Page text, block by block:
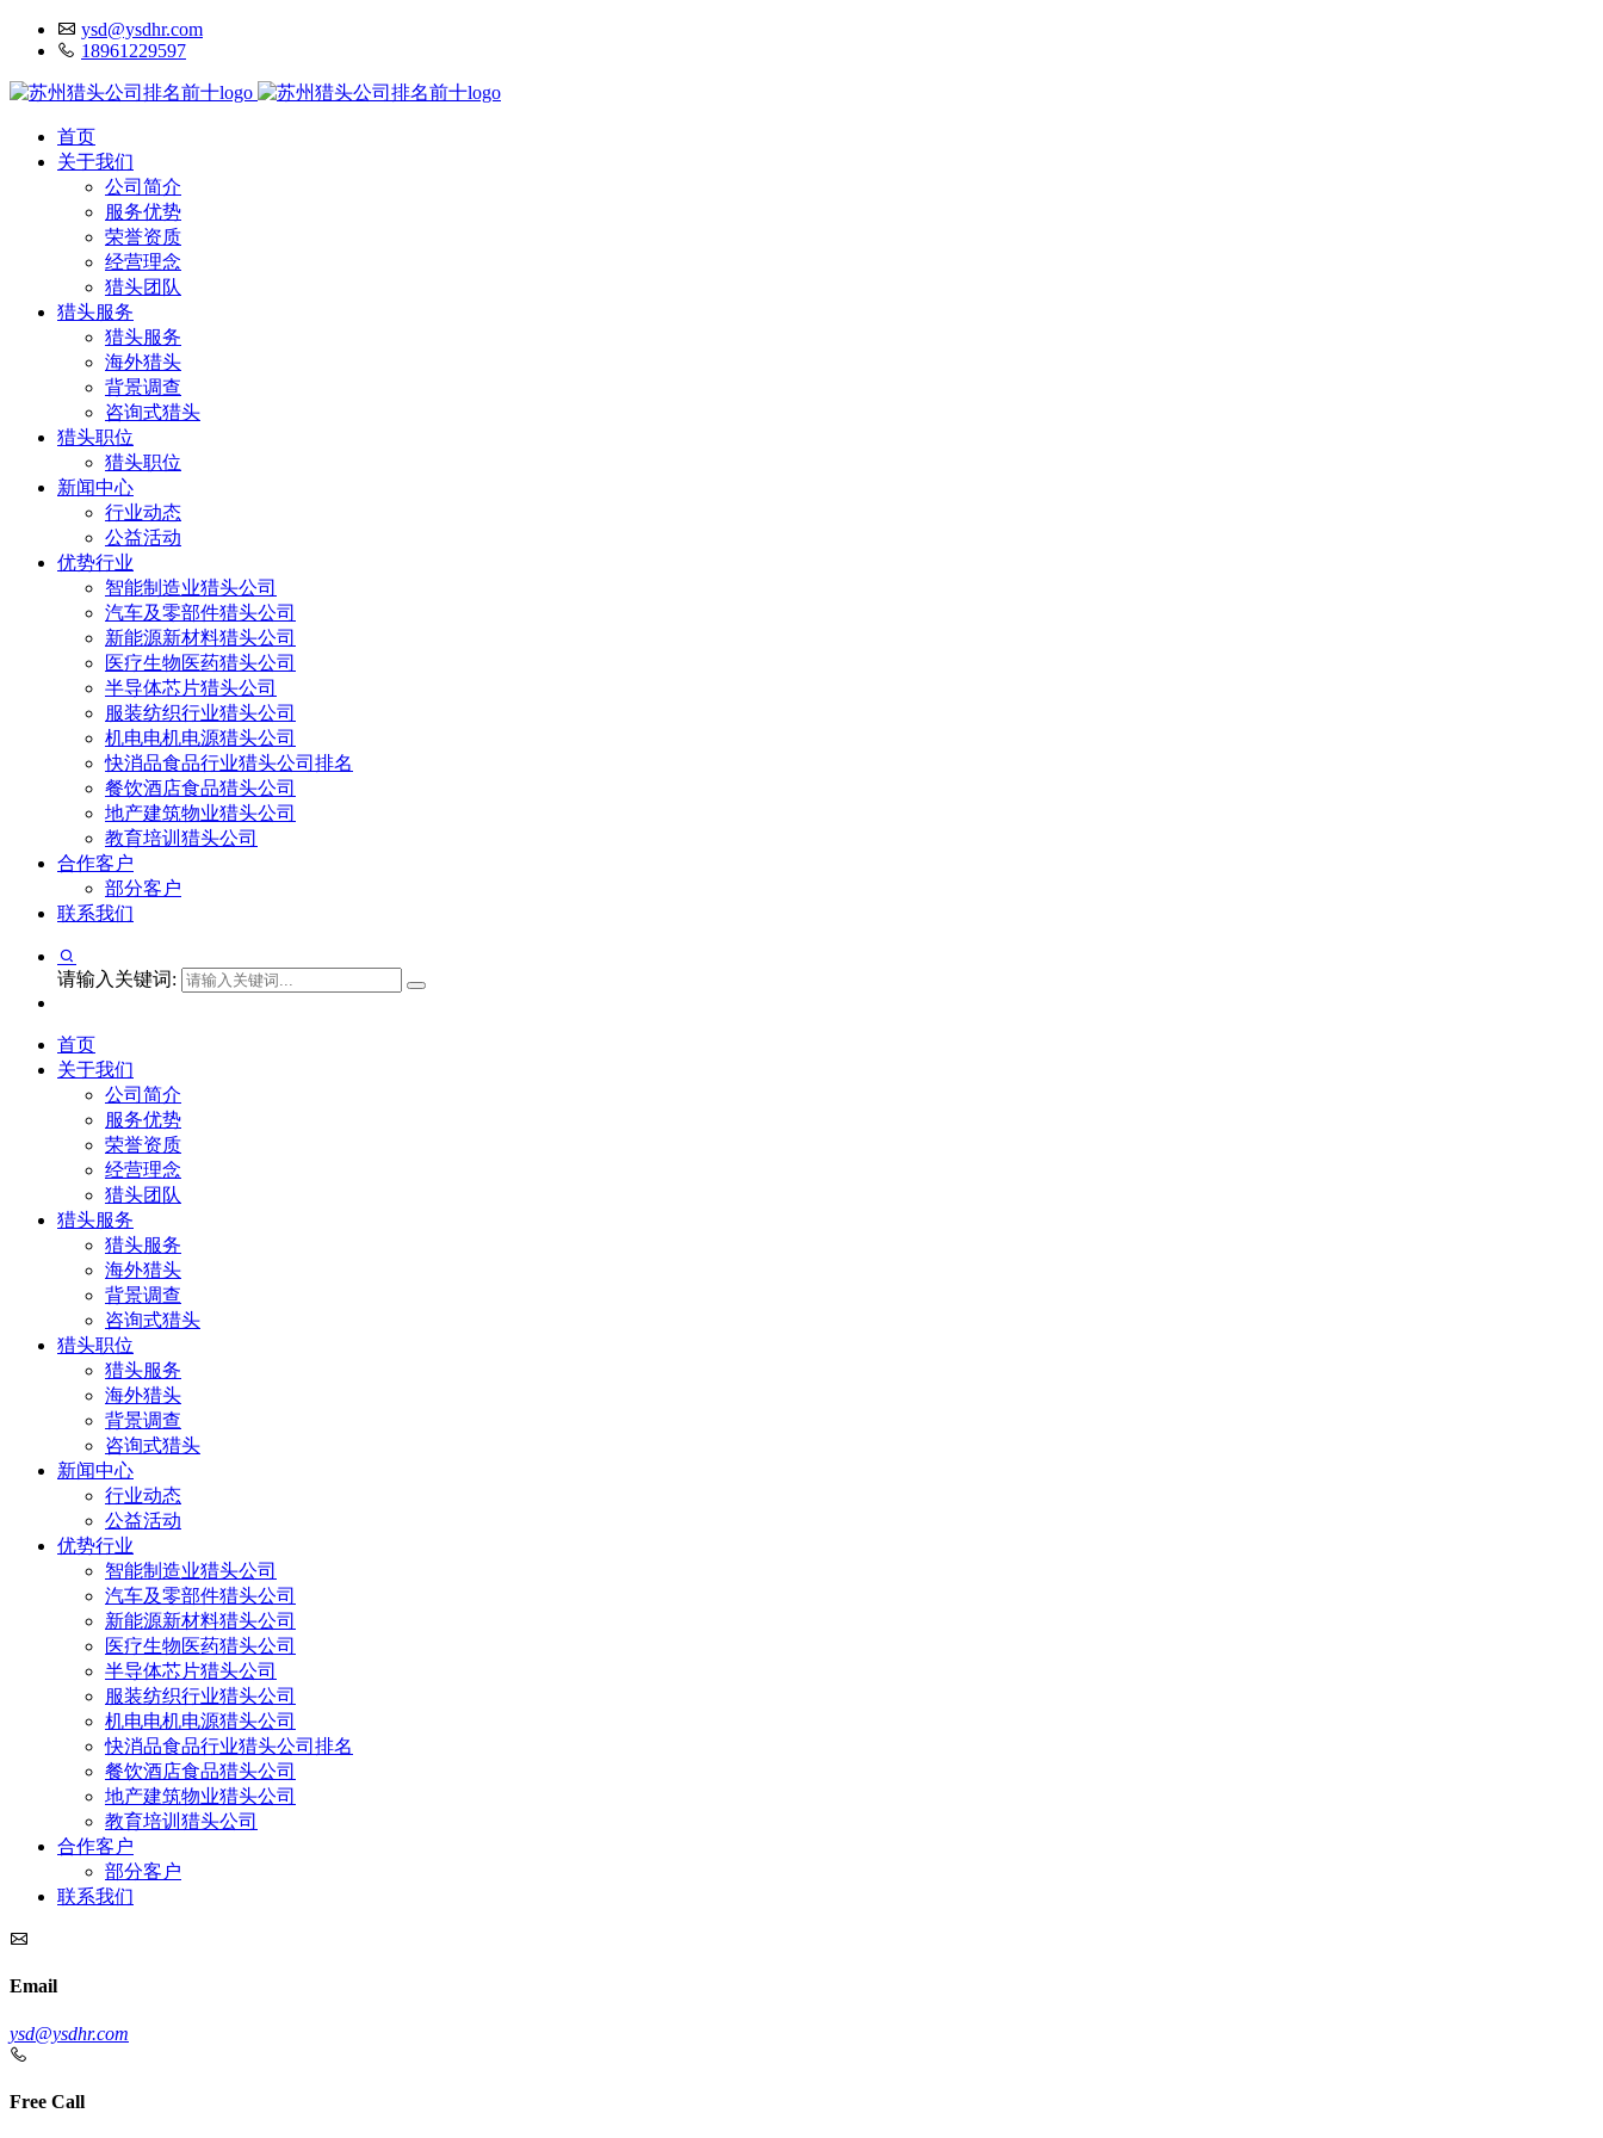
ysd@ysdhr.com
18961229597
首页
关于我们
公司简介
服务优势
荣誉资质
经营理念
猎头团队
猎头服务
猎头服务
海外猎头
背景调查
咨询式猎头
猎头职位
猎头职位
新闻中心
行业动态
公益活动
优势行业
智能制造业猎头公司
汽车及零部件猎头公司
新能源新材料猎头公司
医疗生物医药猎头公司
半导体芯片猎头公司
服装纺织行业猎头公司
机电电机电源猎头公司
快消品食品行业猎头公司排名
餐饮酒店食品猎头公司
地产建筑物业猎头公司
教育培训猎头公司
合作客户
部分客户
联系我们
请输入关键词:
首页
关于我们
公司简介
服务优势
荣誉资质
经营理念
猎头团队
猎头服务
猎头服务
海外猎头
背景调查
咨询式猎头
猎头职位
猎头服务
海外猎头
背景调查
咨询式猎头
新闻中心
行业动态
公益活动
优势行业
智能制造业猎头公司
汽车及零部件猎头公司
新能源新材料猎头公司
医疗生物医药猎头公司
半导体芯片猎头公司
服装纺织行业猎头公司
机电电机电源猎头公司
快消品食品行业猎头公司排名
餐饮酒店食品猎头公司
地产建筑物业猎头公司
教育培训猎头公司
合作客户
部分客户
联系我们
Email
ysd@ysdhr.com
Free Call